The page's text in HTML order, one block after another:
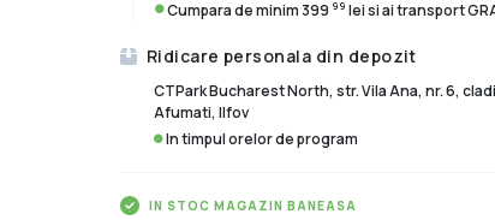
Cumpara de minim 399 99 lei si ai transport
Ridicare personala din depozit
CTPark Bucharest North, str. Vila Ana, nr. 6,
Afumati, Ilfov
In timpul orelor de program
IN STOC MAGAZIN BANEASA